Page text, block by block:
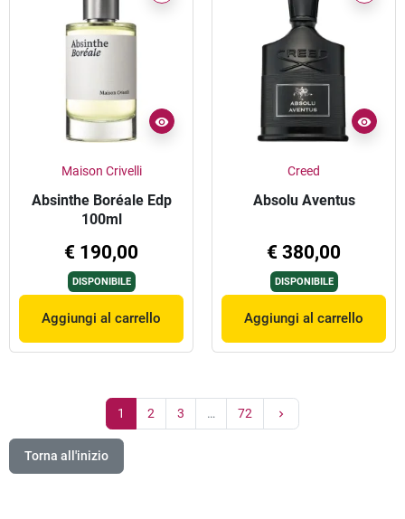
Maison Crivelli
Absinthe Boréale Edp
100ml
€ 190,00
DISPONIBILE
Aggiungi al carrello
Creed
Absolu Aventus
€ 380,00
DISPONIBILE
Aggiungi al carrello
1 2 3 … 72
Torna all'inizio